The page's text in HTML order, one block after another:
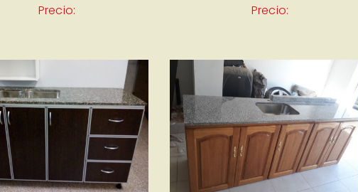
Precio: Precio: